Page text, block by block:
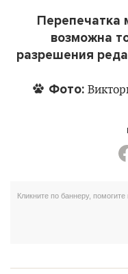
Перепечатка
возможна
разрешения
Фото: